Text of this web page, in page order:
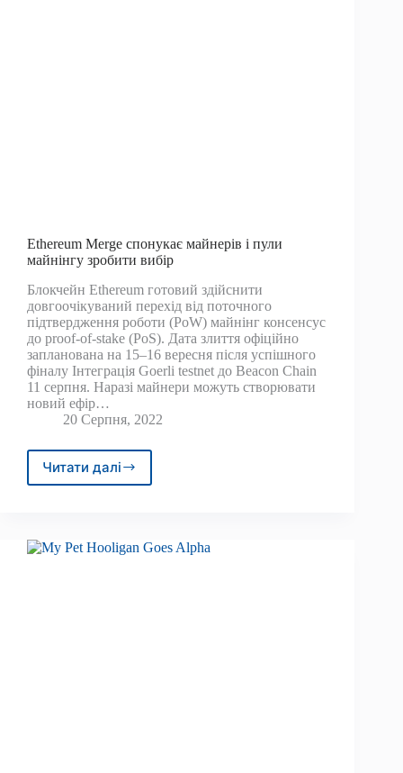
Ethereum Merge спонукає майнерів і пули
майнінгу зробити вибір
Блокчейн Ethereum готовий здійснити
довгоочікуваний перехід від поточного
підтвердження роботи (PoW) майнінг консенсус
до proof-of-stake (PoS). Дата злиття офіційно
запланована на 15–16 вересня після успішного
фіналу Інтеграція Goerli testnet до Beacon Chain
11 серпня. Наразі майнери можуть створювати
новий ефір…
20 Серпня, 2022
Читати далі
Ethereum
Merge
і
пули